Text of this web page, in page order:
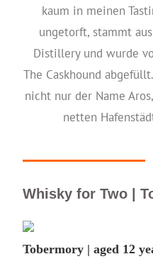
kaum in meinen
ungetorft, stammt
Distillery und wurde
The Caskhound
nicht nur der Name
netten
Whisky for Two |
Tobermory | aged 12